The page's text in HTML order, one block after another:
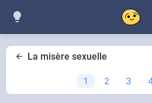
La misère sexuelle
1 2 3